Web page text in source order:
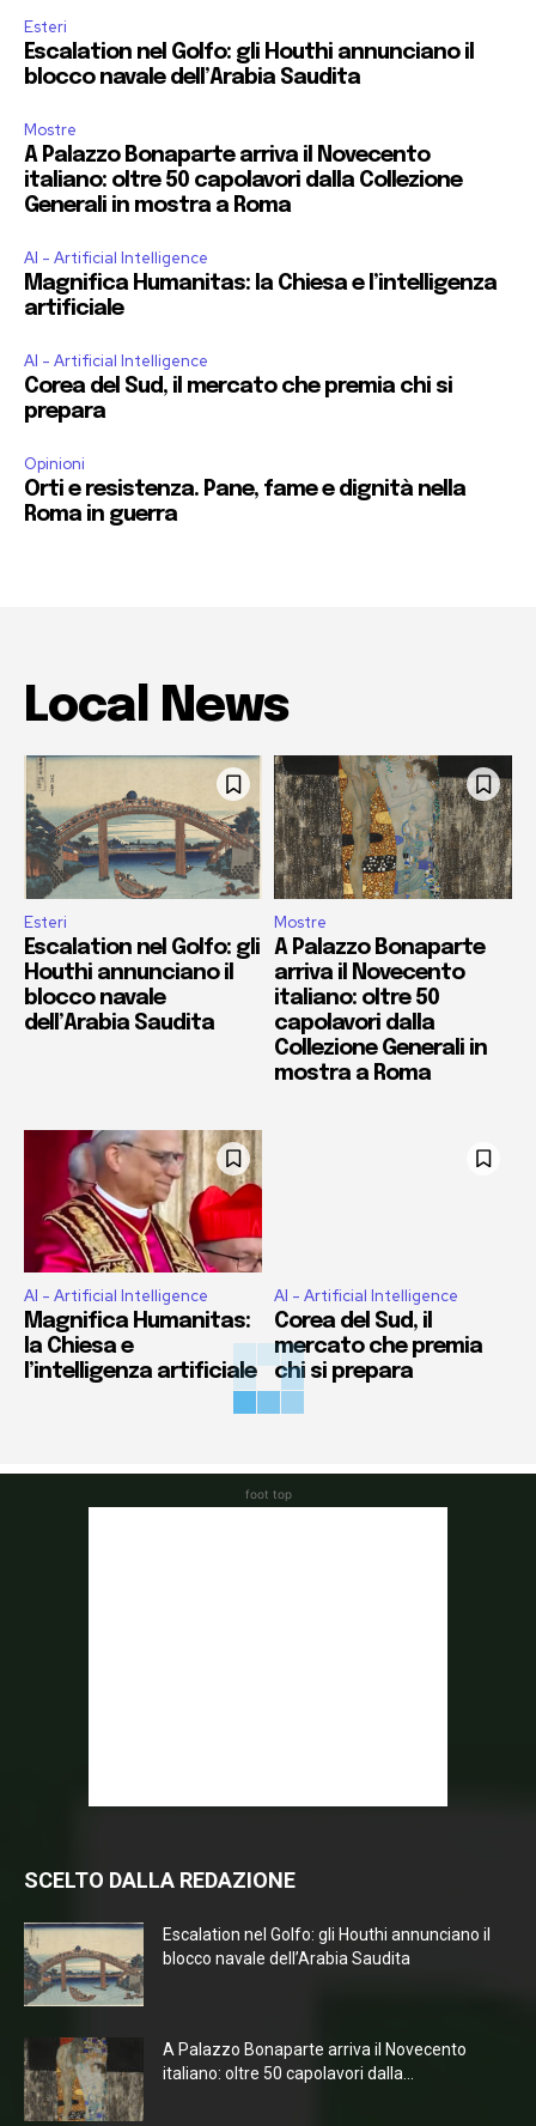
Esteri
Escalation nel Golfo: gli Houthi annunciano il
blocco navale dell’Arabia Saudita
Mostre
A Palazzo Bonaparte arriva il Novecento
italiano: oltre 50 capolavori dalla Collezione
Generali in mostra a Roma
AI - Artificial Intelligence
Magnifica Humanitas: la Chiesa e l’intelligenza
artificiale
AI - Artificial Intelligence
Corea del Sud, il mercato che premia chi si
prepara
Opinioni
Orti e resistenza. Pane, fame e dignità nella
Roma in guerra
Local News
Esteri
Escalation nel Golfo: gli
Houthi annunciano il
blocco navale
dell’Arabia Saudita
Mostre
A Palazzo Bonaparte
arriva il Novecento
italiano: oltre 50
capolavori dalla
Collezione Generali in
mostra a Roma
AI - Artificial Intelligence
Magnifica Humanitas:
la Chiesa e
l’intelligenza artificiale
AI - Artificial Intelligence
Corea del Sud, il
mercato che premia
chi si prepara
foot top
SCELTO DALLA REDAZIONE
Escalation nel Golfo: gli Houthi annunciano il
blocco navale dell’Arabia Saudita
A Palazzo Bonaparte arriva il Novecento
italiano: oltre 50 capolavori dalla...